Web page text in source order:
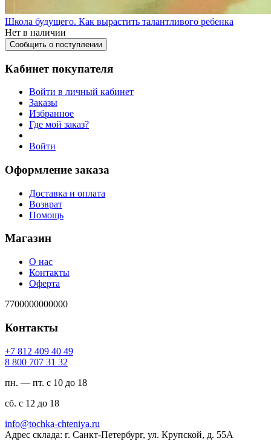
Школа будущего. Как вырастить талантливого ребенка
Нет в наличии
Сообщить о поступлении
Кабинет покупателя
Войти в личный кабинет
Заказы
Избранное
Где мой заказ?
Войти
Оформление заказа
Доставка и оплата
Возврат
Помощь
Магазин
О нас
Контакты
Оферта
7700000000000
Контакты
94 04 904 218 7+
23 13 707 008 8
пн. — пт. с 10 до 18
сб. с 12 до 18
ur.ayinethc-akhcot@ofni
Адрес склада: г. Санкт-Петербург, ул. Крупской, д. 55А